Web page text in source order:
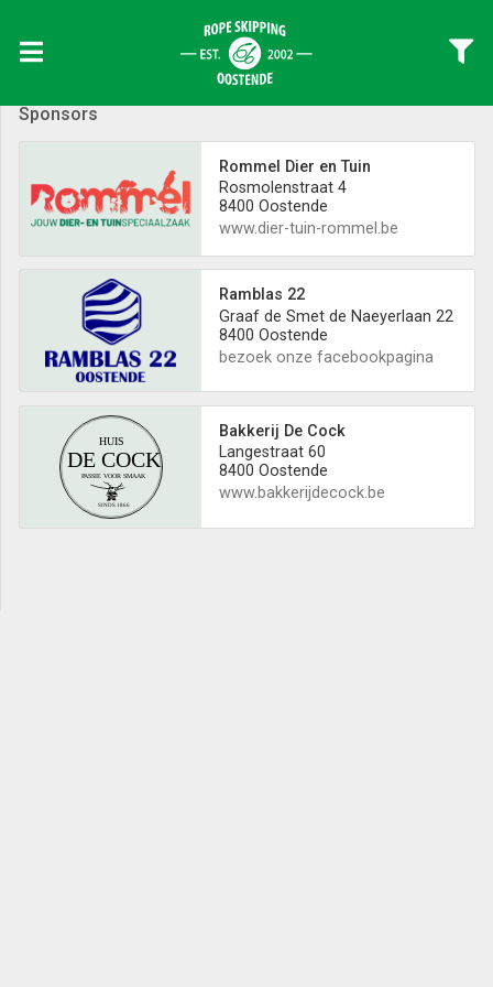
Sponsors
Rommel Dier en Tuin
Rosmolenstraat 4
8400 Oostende
www.dier-tuin-rommel.be
Ramblas 22
Graaf de Smet de Naeyerlaan 22
8400 Oostende
bezoek onze facebookpagina
Bakkerij De Cock
Langestraat 60
8400 Oostende
www.bakkerijdecock.be